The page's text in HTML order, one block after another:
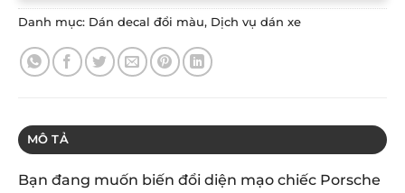
Danh mục: Dán decal đổi màu, Dịch vụ dán xe
MÔ TẢ
Bạn đang muốn biến đổi diện mạo chiếc Porsche